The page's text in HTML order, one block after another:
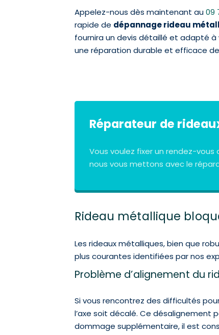
Appelez-nous dès maintenant au09
rapide de dépannage rideau
fournira un devis détaillé et adapté
une réparation durable et efficace
Réparateur de
Vous voulez fixer un rendez-
nous vous mettons avec le
Rideau métallique
Les rideaux métalliques, bien que
plus courantes identifiées par nos
Problème d’alignement du
Si vous rencontrez des difficultés
l’axe soit décalé. Ce
dommage supplémentaire, il est